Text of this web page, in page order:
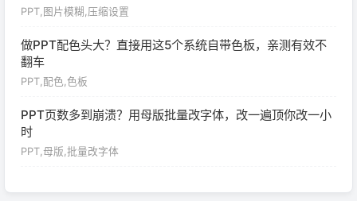
PPT,图片模糊,压缩设置
做PPT配色头大？直接用这5个系统自带色板，亲测有效不
翻车
PPT,配色,色板
PPT页数多到崩溃？用母版批量改字体，改一遍顶你改一小
时
PPT,母版,批量改字体